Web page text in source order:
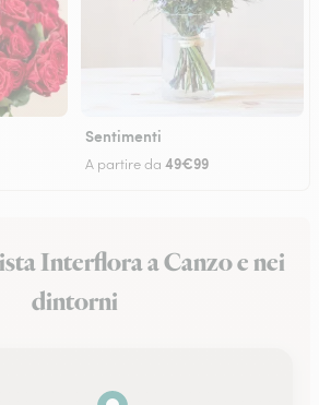
Sentimenti
A partire da 49€99
Interflora a Canzo e nei
dintorni